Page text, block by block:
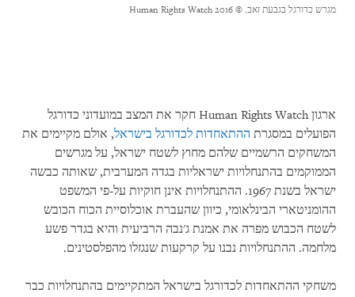
מגרש כדורגל בגבעת זאב.
© 2016 Human Rights Watch
ארגוןHuman Rights Watch חקר את המצב במועדוני כדורגל
הפועלים במסגרת ההתאחדות לכדורגל בישראל, אולם מקיימים את
המשחקים הרשמיים שלהם מחוץ לשטח ישראל, על מגרשים
הממוקמים בהתנחלויות ישראליות בגדה המערבית, שאותה כבשה
ישראל בשנת 1967. ההתנחלויות אינן חוקיות על-פי המשפט
ההומניטארי הבינלאומי, כיוון שהעברת אוכלוסיית הכוח הכובש
לשטח הכבוש מפרה את אמנת ג'נבה הרביעית והיא בגדר פשע
מלחמה. ההתנחלויות נבנו על קרקעות שנגזלו מהפלסטינים.
משחקי ההתאחדות לכדורגל בישראל המתקיימים בהתנחלויות כבר